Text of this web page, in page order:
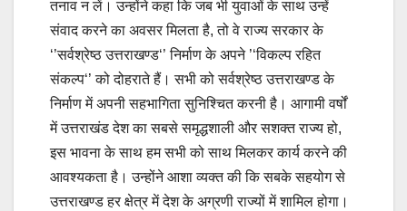
तनाव न लें। उन्होंने कहा कि जब भी युवाओं के साथ उन्हें
संवाद करने का अवसर मिलता है, तो वे राज्य सरकार के
‘’सर्वश्रेष्ठ उत्तराखण्ड‘’ निर्माण के अपने ’‘विकल्प रहित
संकल्प‘’ को दोहराते हैं। सभी को सर्वश्रेष्ठ उत्तराखण्ड के
निर्माण में अपनी सहभागिता सुनिश्चित करनी है। आगामी वर्षों
में उत्तराखंड देश का सबसे समृद्धशाली और सशक्त राज्य हो,
इस भावना के साथ हम सभी को साथ मिलकर कार्य करने की
आवश्यकता है। उन्होंने आशा व्यक्त की कि सबके सहयोग से
उत्तराखण्ड हर क्षेत्र में देश के अग्रणी राज्यों में शामिल होगा।